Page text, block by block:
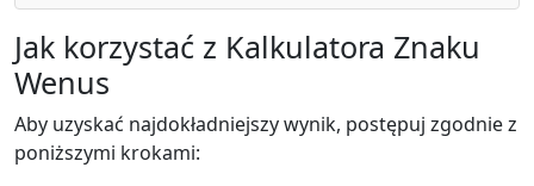
Jak korzystać z Kalkulatora Znaku
Wenus
Aby uzyskać najdokładniejszy wynik, postępuj zgodnie z
poniższymi krokami: